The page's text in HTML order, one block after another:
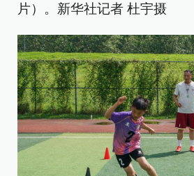
片）。新华社记者 杜宇摄